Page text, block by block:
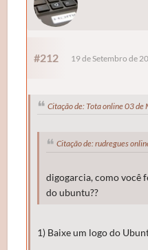
#212 19 de Setembro de
Citação de: Tota online 03
Citação de: rudregues
digogarcia, como você
do ubuntu??
1) Baixe um logo do